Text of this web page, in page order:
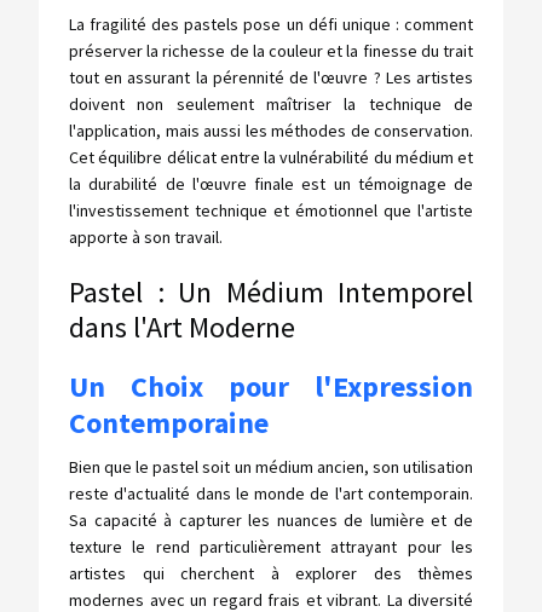
La fragilité des pastels pose un défi unique : comment
préserver la richesse de la couleur et la finesse du trait
tout en assurant la pérennité de l'œuvre ? Les artistes
doivent non seulement maîtriser la technique de
l'application, mais aussi les méthodes de conservation.
Cet équilibre délicat entre la vulnérabilité du médium et
la durabilité de l'œuvre finale est un témoignage de
l'investissement technique et émotionnel que l'artiste
apporte à son travail.
Pastel : Un Médium Intemporel
dans l'Art Moderne
Un Choix pour l'Expression
Contemporaine
Bien que le pastel soit un médium ancien, son utilisation
reste d'actualité dans le monde de l'art contemporain.
Sa capacité à capturer les nuances de lumière et de
texture le rend particulièrement attrayant pour les
artistes qui cherchent à explorer des thèmes
modernes avec un regard frais et vibrant. La diversité